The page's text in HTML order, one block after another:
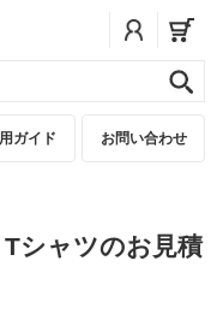
ガイド お問い合わせ
シャツのお見積